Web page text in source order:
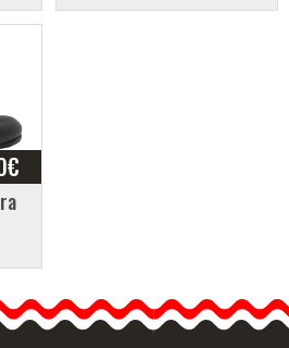
€